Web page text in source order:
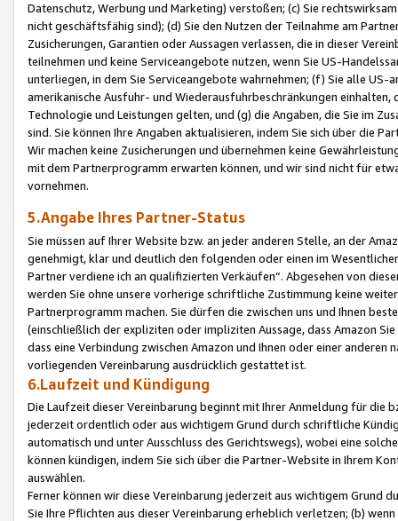
Datenschutz, Werbung und Marketing) verstoßen; (c) Sie
nicht geschäftsfähig sind); (d) Sie den Nutzen der Teilnahme am
Zusicherungen, Garantien oder Aussagen verlassen, die in dieser
teilnehmen und keine Serviceangebote nutzen, wenn Sie US-
unterliegen, in dem Sie Serviceangebote wahrnehmen; (f) Sie alle
amerikanische Ausfuhr- und Wiederausfuhrbeschränkungen
Technologie und Leistungen gelten, und (g) die Angaben, die Sie im
sind. Sie können Ihre Angaben aktualisieren, indem Sie sich über die
Wir machen keine Zusicherungen und übernehmen keine
mit dem Partnerprogramm erwarten können, und wir sind nicht für
vornehmen.
5.Angabe Ihres Partner-Status
Sie müssen auf Ihrer Website bzw. an jeder anderen Stelle, an der
genehmigt, klar und deutlich den folgenden oder einen im
Partner verdiene ich an qualifizierten Verkäufen“. Abgesehen von
werden Sie ohne unsere vorherige schriftliche Zustimmung keine
Partnerprogramm machen. Sie dürfen die zwischen uns und Ihnen
(einschließlich der expliziten oder impliziten Aussage, dass Amazon
dass eine Verbindung zwischen Amazon und Ihnen oder einer
vorliegenden Vereinbarung ausdrücklich gestattet ist.
6.Laufzeit und Kündigung
Die Laufzeit dieser Vereinbarung beginnt mit Ihrer Anmeldung für die
jederzeit ordentlich oder aus wichtigem Grund durch schriftliche
automatisch und unter Ausschluss des Gerichtswegs), wobei eine
können kündigen, indem Sie sich über die Partner-Website in Ihrem
auswählen.
Ferner können wir diese Vereinbarung jederzeit aus wichtigem Grund
Sie Ihre Pflichten aus dieser Vereinbarung erheblich verletzen; (b)